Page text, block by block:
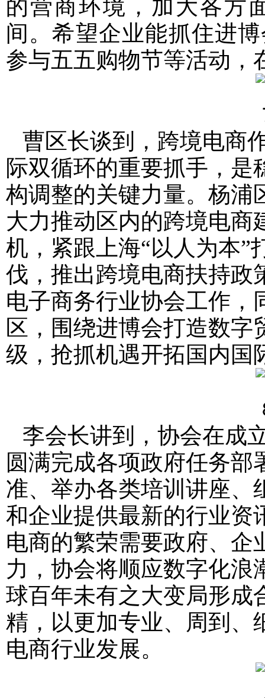
的营商环境，加大各方
间。希望企业能抓住进
参与五五购物节等活动，
曹区长谈到，跨境电商
际双循环的重要抓手，是
构调整的关键力量。杨浦
大力推动区内的跨境电商
机，紧跟上海“以人为本”
伐，推出跨境电商扶持政
电子商务行业协会工作，
区，围绕进博会打造数
级，抢抓机遇开拓国内国
李会长讲到，协会在成
圆满完成各项政府任务
准、举办各类培训讲座、
和企业提供最新的行业资
电商的繁荣需要政府、企
力，协会将顺应数字化浪
球百年未有之大变局形成
精，以更加专业、周到、
电商行业发展。